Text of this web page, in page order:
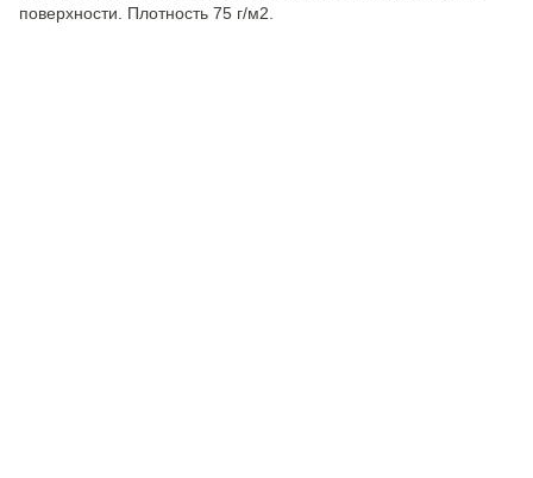
поверхности. Плотность 75 г/м2.